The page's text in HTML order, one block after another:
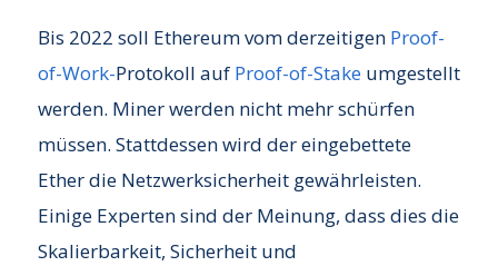
Bis 2022 soll Ethereum vom derzeitigen Proof-
of-Work-Protokoll aufProof-of-Stakeumgestellt
werden. Miner werden nicht mehr schürfen
müssen. Stattdessen wird der eingebettete
Ether die Netzwerksicherheit gewährleisten.
Einige Experten sind der Meinung, dass dies die
Skalierbarkeit, Sicherheit und